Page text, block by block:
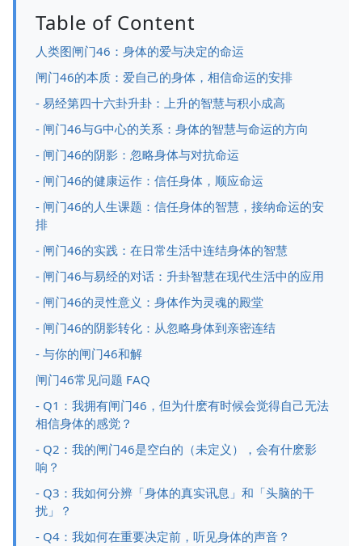
Table of Content
人类图闸门46：身体的爱与决定的命运
闸门46的本质：爱自己的身体，相信命运的安排
- 易经第四十六卦升卦：上升的智慧与积小成高
- 闸门46与G中心的关系：身体的智慧与命运的方向
- 闸门46的阴影：忽略身体与对抗命运
- 闸门46的健康运作：信任身体，顺应命运
- 闸门46的人生课题：信任身体的智慧，接纳命运的安
排
- 闸门46的实践：在日常生活中连结身体的智慧
- 闸门46与易经的对话：升卦智慧在现代生活中的应用
- 闸门46的灵性意义：身体作为灵魂的殿堂
- 闸门46的阴影转化：从忽略身体到亲密连结
- 与你的闸门46和解
闸门46常见问题 FAQ
- Q1：我拥有闸门46，但为什麽有时候会觉得自己无法
相信身体的感觉？
- Q2：我的闸门46是空白的（未定义），会有什麽影
响？
- Q3：我如何分辨「身体的真实讯息」和「头脑的干
扰」？
- Q4：我如何在重要决定前，听见身体的声音？